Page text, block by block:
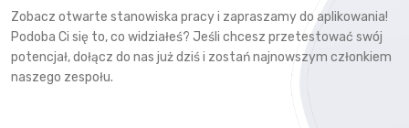
Zobacz otwarte stanowiska pracy i zapraszamy do aplikowania!
Podoba Ci się to, co widziałeś? Jeśli chcesz przetestować swój
potencjał, dołącz do nas już dziś i zostań najnowszym członkiem
naszego zespołu.